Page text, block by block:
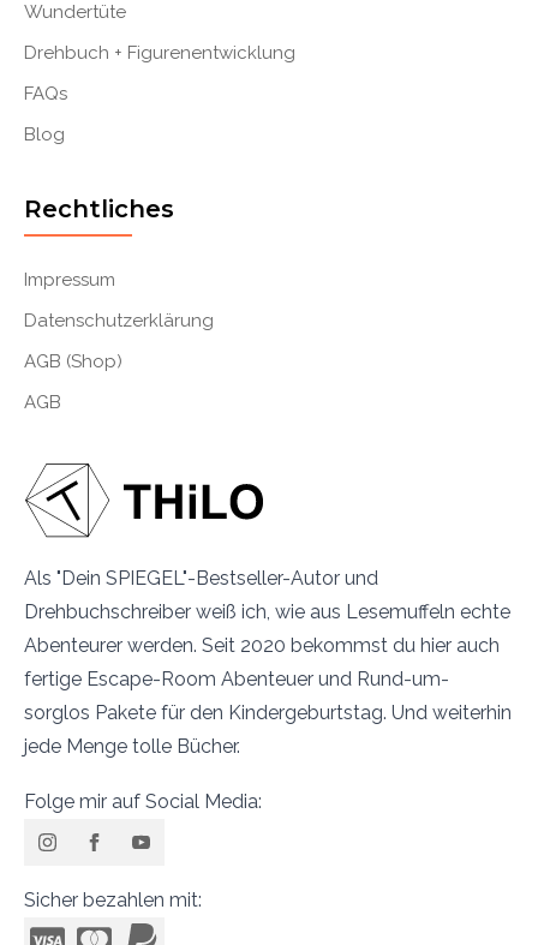
Als "Dein SPIEGEL"-Bestseller-Autor und
Drehbuchschreiber weiß ich, wie aus Lesemuffeln echte
Abenteurer werden. Seit 2020 bekommst du hier auch
fertige Escape-Room Abenteuer und Rund-um-
sorglos Pakete für den Kindergeburtstag. Und weiterhin
jede Menge tolle Bücher.
Folge mir auf Social Media:
Sicher bezahlen mit:
Wundertüte
Drehbuch + Figurenentwicklung
FAQs
Blog
Rechtliches
Impressum
Datenschutzerklärung
AGB (Shop)
AGB